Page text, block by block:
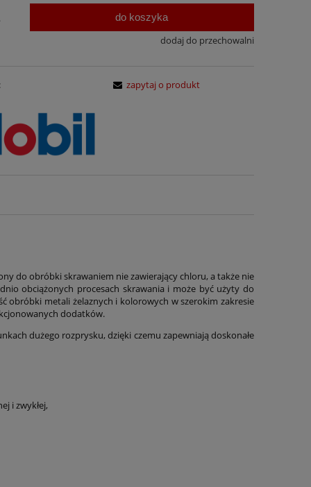
do koszyka
dodaj do przechowalni
zapytaj o produkt
do obróbki skrawaniem nie zawierający chloru, a także nie
obciążonych procesach skrawania i może być użyty do
obróbki metali żelaznych i kolorowych w szerokim zakresie
dodatków.
dużego rozprysku, dzięki czemu zapewniają doskonałe
i zwykłej,